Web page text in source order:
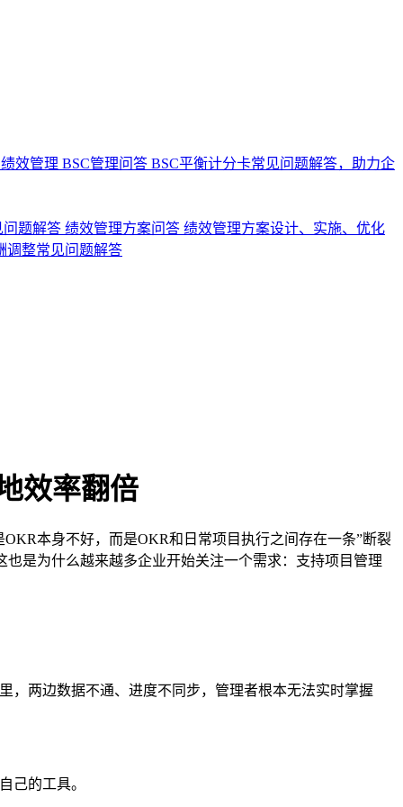
效管理 BSC管理问答 BSC平衡计分卡常见问题解答，助力企
问题解答 绩效管理方案问答 绩效管理方案设计、实施、优化
调整常见问题解答
效率翻倍
本身不好，而是OKR和日常项目执行之间存在一条”断裂
是为什么越来越多企业开始关注一个需求：支持项目管理
，两边数据不通、进度不同步，管理者根本无法实时掌握
己的工具。